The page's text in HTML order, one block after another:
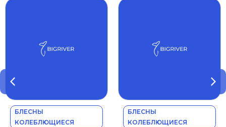
БЛЕСНЫ
КОЛЕБЛЮЩИЕСЯ
БЛЕСНЫ
КОЛЕБЛЮЩИЕСЯ